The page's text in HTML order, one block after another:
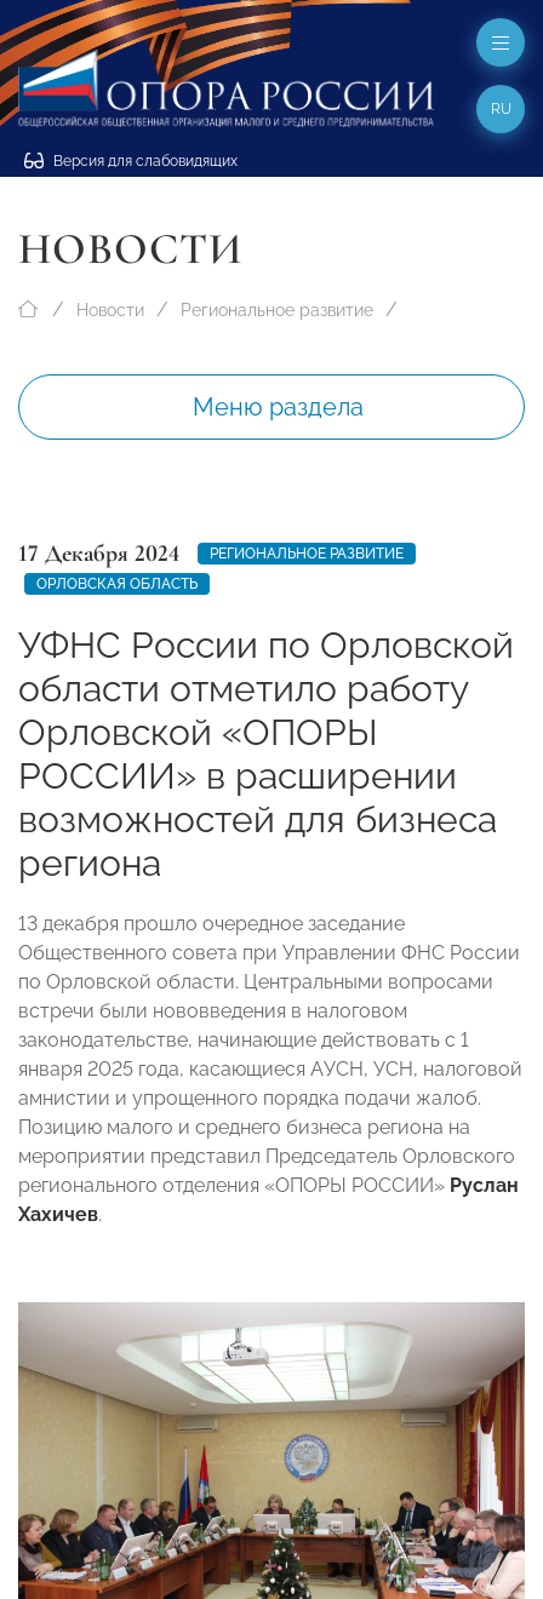
Версия для слабовидящих
RU
НОВОСТИ
Новости Региональное развитие
Меню раздела
17 Декабря 2024
РЕГИОНАЛЬНОЕ РАЗВИТИЕ
ОРЛОВСКАЯ ОБЛАСТЬ
УФНС России по Орловской
области отметило работу
Орловской «ОПОРЫ
РОССИИ» в расширении
возможностей для бизнеса
региона
13 декабря прошло очередное заседание
Общественного совета при Управлении ФНС России
по Орловской области. Центральными вопросами
встречи были нововведения в налоговом
законодательстве, начинающие действовать с 1
января 2025 года, касающиеся АУСН, УСН, налоговой
амнистии и упрощенного порядка подачи жалоб.
Позицию малого и среднего бизнеса региона на
мероприятии представил Председатель Орловского
регионального отделения «ОПОРЫ РОССИИ» Руслан
Хахичев.